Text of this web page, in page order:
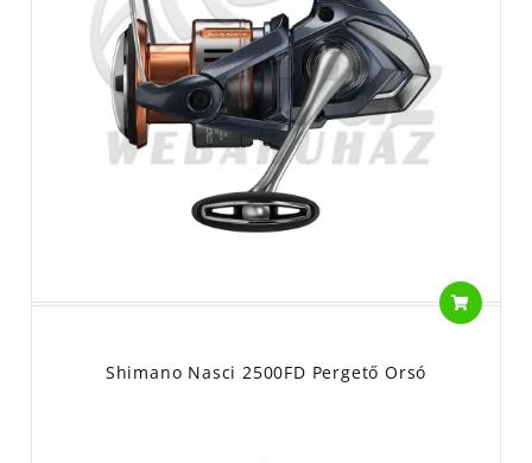
Shimano Nasci 2500FD Pergető Orsó